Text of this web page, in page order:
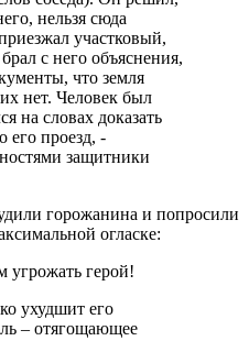
нельзя сюда
участковый,
с него объяснения,
что земля
нет. Человек был
на словах доказать
его проезд, -
защитники
горожанина и попросили
огласке:
угрожать герой!
ухудшит его
– отягощающее